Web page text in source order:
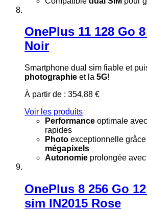
OnePlus 11 128 Go
Noir
Smartphone dual sim fiable et
photographie et la 5G!
À partir de : 354,88 €
Voir les produits
Performance optimale avec
rapides
Photo exceptionnelle grâce
mégapixels
Autonomie prolongée
OnePlus 8 256 Go
sim IN2015 Rose